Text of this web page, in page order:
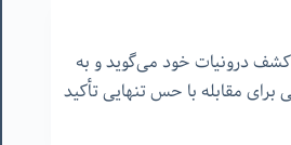
کشف درونیات خود می‌گوید و به
مقابله با حس تنهایی تأکید